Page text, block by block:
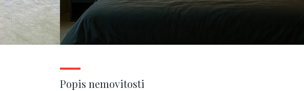
Popis nemovitosti